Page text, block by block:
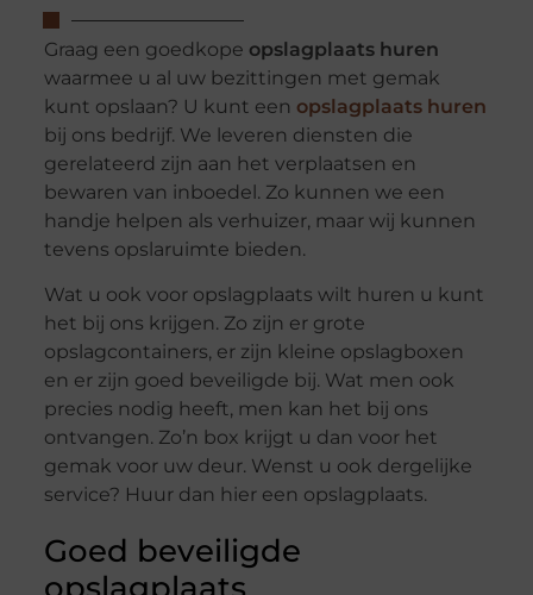
Graag een goedkope opslagplaats huren
waarmee u al uw bezittingen met gemak
kunt opslaan? U kunt een opslagplaats huren
bij ons bedrijf. We leveren diensten die
gerelateerd zijn aan het verplaatsen en
bewaren van inboedel. Zo kunnen we een
handje helpen als verhuizer, maar wij kunnen
tevens opslaruimte bieden.
Wat u ook voor opslagplaats wilt huren u kunt
het bij ons krijgen. Zo zijn er grote
opslagcontainers, er zijn kleine opslagboxen
en er zijn goed beveiligde bij. Wat men ook
precies nodig heeft, men kan het bij ons
ontvangen. Zo’n box krijgt u dan voor het
gemak voor uw deur. Wenst u ook dergelijke
service? Huur dan hier een opslagplaats.
Goed beveiligde